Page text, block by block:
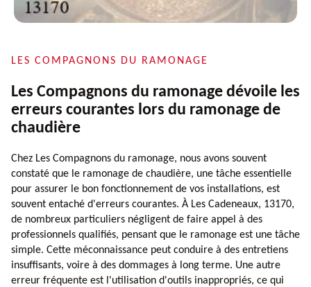
LES COMPAGNONS DU RAMONAGE
Les Compagnons du ramonage dévoile les
erreurs courantes lors du ramonage de
chaudière
Chez Les Compagnons du ramonage, nous avons souvent
constaté que le ramonage de chaudière, une tâche essentielle
pour assurer le bon fonctionnement de vos installations, est
souvent entaché d'erreurs courantes. À Les Cadeneaux, 13170,
de nombreux particuliers négligent de faire appel à des
professionnels qualifiés, pensant que le ramonage est une tâche
simple. Cette méconnaissance peut conduire à des entretiens
insuffisants, voire à des dommages à long terme. Une autre
erreur fréquente est l'utilisation d'outils inappropriés, ce qui